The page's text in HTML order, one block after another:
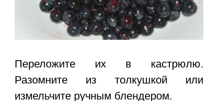
Переложите их в кастрюлю.
Разомните из толкушкой или
измельчите ручным блендером.